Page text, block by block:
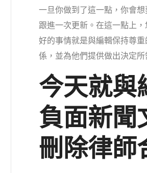
一旦你做到了這一點，你會
跟進一次更新。在這一點上
好的事情就是與編輯保持尊重
係，並為他們提供做出決定所
今天就與
負面新聞
刪除律師